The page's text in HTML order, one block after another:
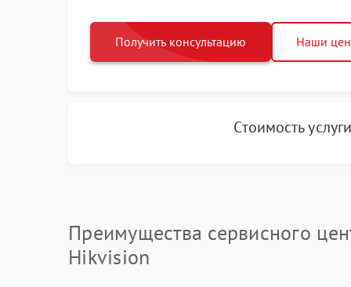
Получить консультацию Наши
Стоимость
Преимущества сервисного
Hikvision